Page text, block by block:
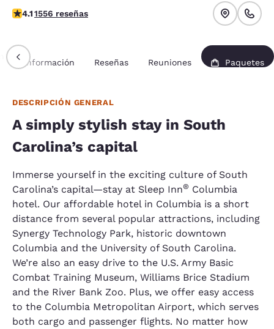
calificación de 4.1 estrellas. Muy bueno.
4.11556 reseñas
Información Reseñas Reuniones Paquetes
DESCRIPCIÓN GENERAL
A simply stylish stay in South
Carolina’s capital
Immerse yourself in the exciting culture of South
Carolina’s capital—stay at Sleep Inn® Columbia
hotel. Our affordable hotel in Columbia is a short
distance from several popular attractions, including
Synergy Technology Park, historic downtown
Columbia and the University of South Carolina.
We’re also an easy drive to the U.S. Army Basic
Combat Training Museum, Williams Brice Stadium
and the River Bank Zoo. Plus, we offer easy access
to the Columbia Metropolitan Airport, which serves
both cargo and passenger flights. No matter how